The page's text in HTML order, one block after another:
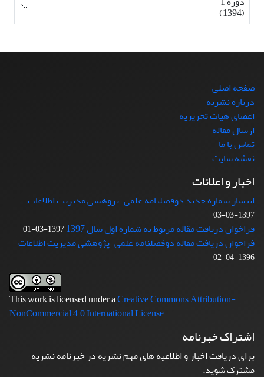
(1394)
صفحه اصلی
درباره نشریه
اعضای هیات تحریریه
ارسال مقاله
تماس با ما
نقشه سایت
اخبار و اعلانات
انتشار شماره جدید دوفصلنامه علمی-پژوهشی مدیریت اطلاعات
1397-03-03
فراخوان دریافت مقاله مربوط به شماره اول سال 1397 1397-03-01
فراخوان دریافت مقاله دوفصلنامه علمی-پژوهشی مدیریت اطلاعات
1396-04-02
This work is licensed under aCreative Commons Attribution-
NonCommercial 4.0 International License.
اشتراک خبرنامه
برای دریافت اخبار و اطلاعیه های مهم نشریه در خبرنامه نشریه
مشترک شوید.